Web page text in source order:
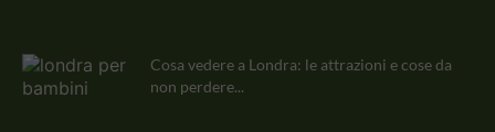
Cosa vedere a Londra: le attrazioni e cose da
non perdere...